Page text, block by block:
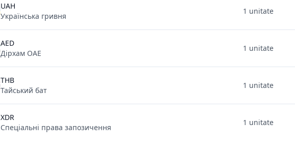
UAH
Українська гривня
1 unitate
AED
Дірхам ОАЕ
1 unitate
THB
Тайський бат
1 unitate
XDR
Спеціальні права запозичення
1 unitate